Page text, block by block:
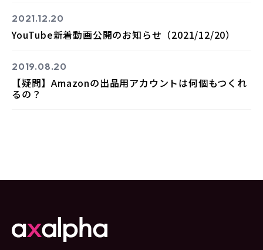
2021.12.20
YouTube新着動画公開のお知らせ（2021/12/20）
2019.08.20
【疑問】Amazonの出品用アカウントは何個もつくれ
るの？